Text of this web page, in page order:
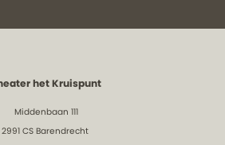
het Kruispunt
Middenbaan 111
2991 CS Barendrecht